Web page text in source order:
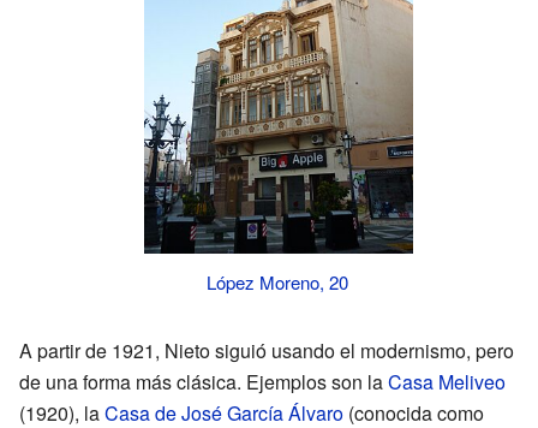
López Moreno, 20
A partir de 1921, Nieto siguió usando el modernismo, pero
de una forma más clásica. Ejemplos son laCasa Meliveo
(1920), laCasa de José García Álvaro (conocida como